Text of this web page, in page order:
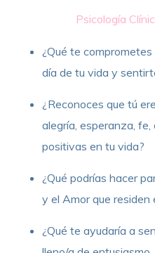
Psicología
¿Qué te
día de tu vida y
¿Reconoces que tú
alegría, esperanza,
positivas en tu vida?
¿Qué podrías hacer
y el Amor que residen
¿Qué te ayudaría a